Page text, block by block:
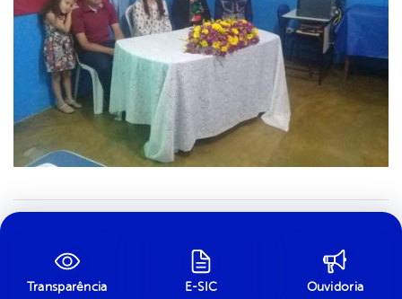
Transparência E-SIC Ouvidoria